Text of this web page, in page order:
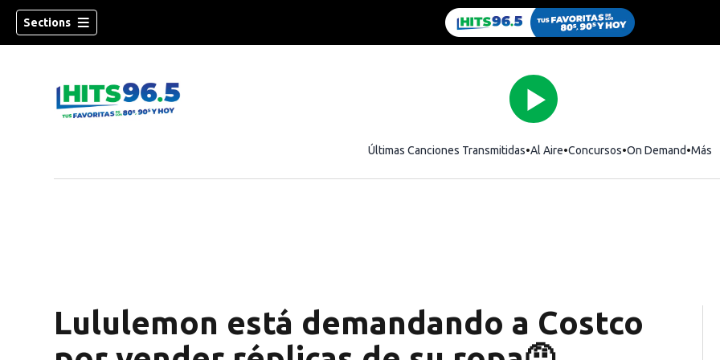
Sections
Últimas Canciones Transmitidas Al Aire Concursos On Demand Más
Lululemon está demandando a Costco